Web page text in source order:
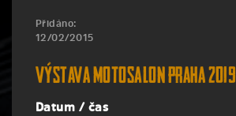
Přidáno:
12/02/2015
Výstava MOTOSALON Praha 2019
Datum / čas